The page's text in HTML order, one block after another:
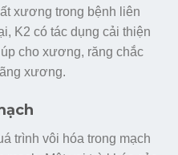
xương trong bệnh liên
K2 có tác dụng cải thiện
cho xương, răng chắc
xương.
trình vôi hóa trong mạch